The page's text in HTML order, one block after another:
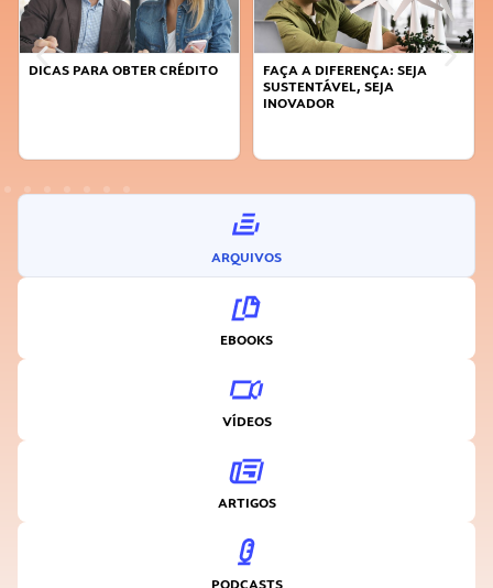
DICAS PARA OBTER CRÉDITO
FAÇA A DIFERENÇA: SEJA
SUSTENTÁVEL, SEJA
INOVADOR
ARQUIVOS
EBOOKS
VÍDEOS
ARTIGOS